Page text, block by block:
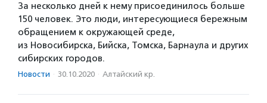
За несколько дней к нему присоединилось больше
150 человек. Это люди, интересующиеся бережным
обращением к окружающей среде,
из Новосибирска, Бийска, Томска, Барнаула и других
сибирских городов.
Новости · 30.10.2020 · Алтайский кр.